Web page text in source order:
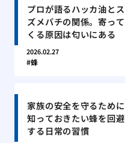
プロが語るハッカ油とス
ズメバチの関係。寄って
くる原因は匂いにある
2026.02.27
蜂
家族の安全を守るために
知っておきたい蜂を回避
する日常の習慣